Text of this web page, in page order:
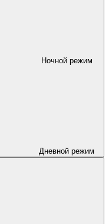
Ночной режим
Дневной режим